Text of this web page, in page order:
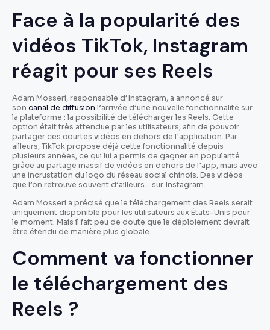
Face à la popularité des
vidéos TikTok, Instagram
réagit pour ses Reels
Adam Mosseri, responsable d’Instagram, a annoncé sur
son canal de diffusion l’arrivée d’une nouvelle fonctionnalité sur
la plateforme : la possibilité de télécharger les Reels. Cette
option était très attendue par les utilisateurs, afin de pouvoir
partager ces courtes vidéos en dehors de l’application. Par
ailleurs, TikTok propose déjà cette fonctionnalité depuis
plusieurs années, ce qui lui a permis de gagner en popularité
grâce au partage massif de vidéos en dehors de l’app, mais avec
une incrustation du logo du réseau social chinois. Des vidéos
que l’on retrouve souvent d’ailleurs… sur Instagram.
Adam Mosseri a précisé que le téléchargement des Reels serait
uniquement disponible pour les utilisateurs aux États-Unis pour
le moment. Mais il fait peu de doute que le déploiement devrait
être étendu de manière plus globale.
Comment va fonctionner
le téléchargement des
Reels ?